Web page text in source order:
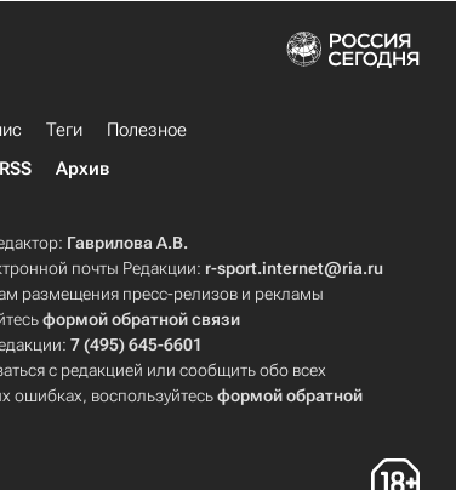
Теги
Полезное
RSS Архив
Гаврилова А.В.
почты Редакции: r-sport.internet@ria.ru
размещения пресс-релизов и рекламы
формой обратной связи
7 (495) 645-6601
с редакцией или сообщить обо всех
ошибках, воспользуйтесьформой обратной